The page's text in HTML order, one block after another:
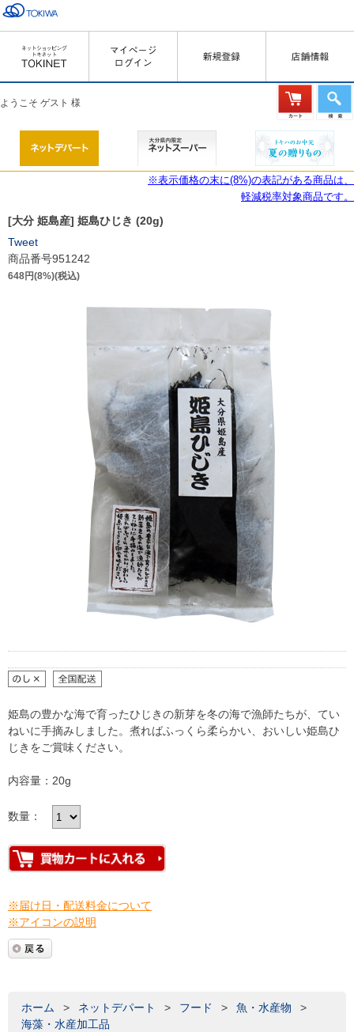
ようこそ ゲスト 様
※表示価格の末に(8%)の表記がある商品は、
軽減税率対象商品です。
[大分 姫島産] 姫島ひじき (20g)
Tweet
商品番号951242
648円(8%)(税込)
姫島の豊かな海で育ったひじきの新芽を冬の海で漁師たちが、てい
ねいに手摘みしました。煮ればふっくら柔らかい、おいしい姫島ひ
じきをご賞味ください。
内容量：20g
数量：
※届け日・配送料金について
※アイコンの説明
ホーム > ネットデパート > フード > 魚・水産物
>
海藻・水産加工品